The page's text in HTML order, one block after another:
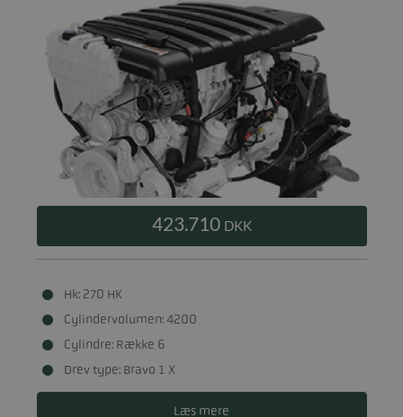
423.710 DKK
Hk: 270 HK
Cylindervolumen: 4200
Cylindre: Række 6
Drev type: Bravo 1 X
Læs mere